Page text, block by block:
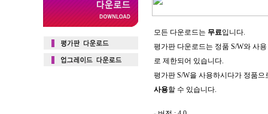
모든 다운로드는 무료입니다.
평가판 다운로드는 정품 S/W와 사
로 제한되어 있습니다.
평가판 S/W을 사용하시다가 정품
사용할 수 있습니다.